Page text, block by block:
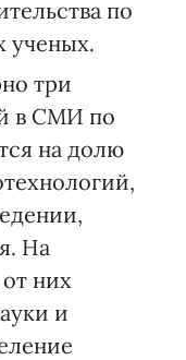
по
ученых.
три
в СМИ по
на долю
На
них
и